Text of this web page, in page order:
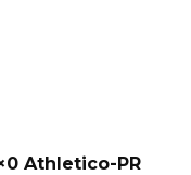
Athletico-PR